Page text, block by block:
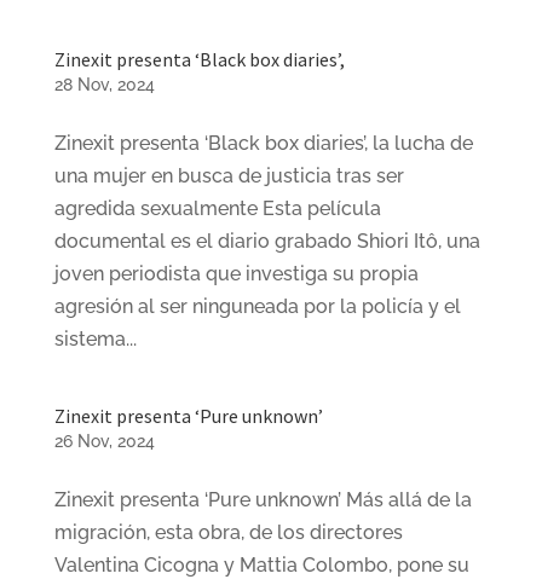
Zinexit presenta ‘Black box diaries’,
28 Nov, 2024
Zinexit presenta ‘Black box diaries’, la lucha de
una mujer en busca de justicia tras ser
agredida sexualmente Esta película
documental es el diario grabado Shiori Itô, una
joven periodista que investiga su propia
agresión al ser ninguneada por la policía y el
sistema...
Zinexit presenta ‘Pure unknown’
26 Nov, 2024
Zinexit presenta ‘Pure unknown’ Más allá de la
migración, esta obra, de los directores
Valentina Cicogna y Mattia Colombo, pone su